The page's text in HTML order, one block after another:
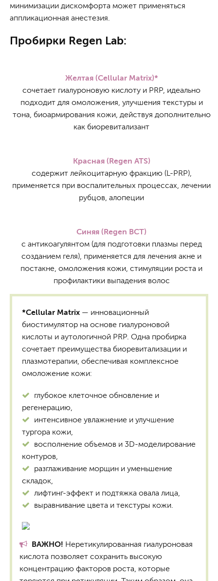
минимизации дискомфорта может применяться
аппликационная анестезия.
Пробирки Regen Lab:
Желтая (Cellular Matrix)*
сочетает гиалуроновую кислоту и PRP, идеально
подходит для омоложения, улучшения текстуры и
тона, биоармирования кожи, действуя дополнительно
как биоревитализант
Красная (Regen ATS)
содержит лейкоцитарную фракцию (L-PRP),
применяется при воспалительных процессах, лечении
рубцов, алопеции
Синяя (Regen BCT)
с антикоагулянтом (для подготовки плазмы перед
созданием геля), применяется для лечения акне и
постакне, омоложения кожи, стимуляции роста и
профилактики выпадения волос
*Cellular Matrix — инновационный
биостимулятор на основе гиалуроновой
кислоты и аутологичной PRP. Одна пробирка
сочетает преимущества биоревитализации и
плазмотерапии, обеспечивая комплексное
омоложение кожи:
глубокое клеточное обновление и
регенерацию,
интенсивное увлажнение и улучшение
тургора кожи,
восполнение объемов и 3D-моделирование
контуров,
разглаживание морщин и уменьшение
складок,
лифтинг-эффект и подтяжка овала лица,
выравнивание цвета и текстуры кожи.
ВАЖНО! Неретикулированная гиалуроновая
кислота позволяет сохранить высокую
концентрацию факторов роста, которые